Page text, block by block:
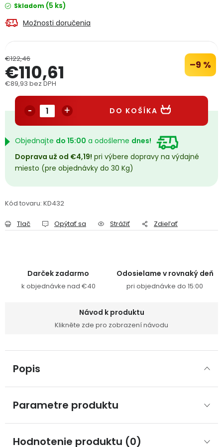
Reklamačný formulár Odstúpenie v lehote 14 dní
Obchodné podmienky
Přihlášení Registrace
Skladom (5 ks)
Možnosti doručenia
€122,46 –9 %
€110,61
€89,93 bez DPH
DO KOŠÍKA
Objednajte do 15:00 a odošleme dnes!
Doprava už od €4,19! pri výbere dopravy na výdajné
miesto (pre objednávky do 30 Kg)
Kód tovaru: KD432
Tlač Opýtať sa Strážiť Zdieľať
Darček zadarmo
k objednávke nad €40
Odosielame v rovnaký deň
pri objednávke do 15:00
Návod k produktu
Klikněte zde pro zobrazení návodu
Popis
Parametre produktu
Hodnotenie produktu (0)